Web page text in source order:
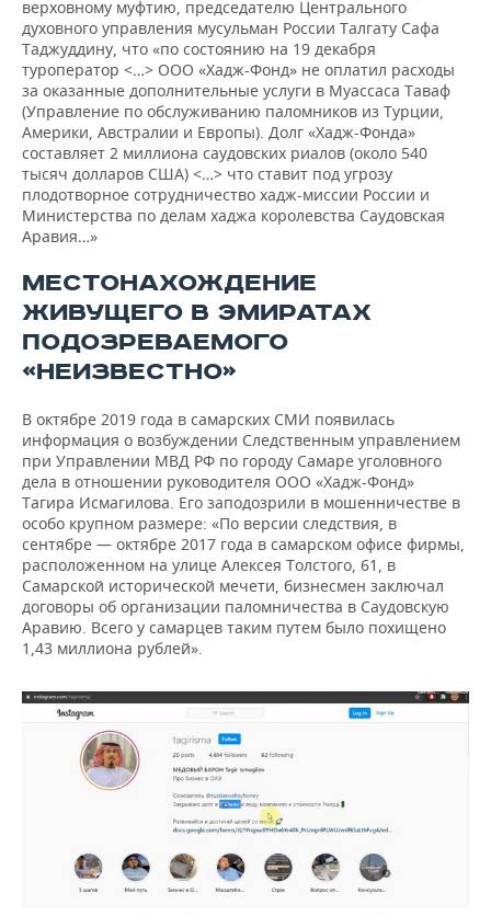
верховному муфтию, председателю Центрального
духовного управления мусульман России Талгату Сафа
Таджуддину, что «по состоянию на 19 декабря
туроператор <…> ООО «Хадж-Фонд» не оплатил расходы
за оказанные дополнительные услуги в Муассаса Таваф
(Управление по обслуживанию паломников из Турции,
Америки, Австралии и Европы). Долг «Хадж-Фонда»
составляет 2 миллиона саудовских риалов (около 540
тысяч долларов США) <…> что ставит под угрозу
плодотворное сотрудничество хадж-миссии России и
Министерства по делам хаджа королевства Саудовская
Аравия…»
МЕСТОНАХОЖДЕНИЕ
ЖИВУЩЕГО В ЭМИРАТАХ
ПОДОЗРЕВАЕМОГО
«НЕИЗВЕСТНО»
В октябре 2019 года в самарских СМИ появилась
информация о возбуждении Следственным управлением
при Управлении МВД РФ по городу Самаре уголовного
дела в отношении руководителя ООО «Хадж-Фонд»
Тагира Исмагилова. Его заподозрили в мошенничестве в
особо крупном размере: «По версии следствия, в
сентябре — октябре 2017 года в самарском офисе фирмы,
расположенном на улице Алексея Толстого, 61, в
Самарской исторической мечети, бизнесмен заключал
договоры об организации паломничества в Саудовскую
Аравию. Всего у самарцев таким путем было похищено
1,43 миллиона рублей».